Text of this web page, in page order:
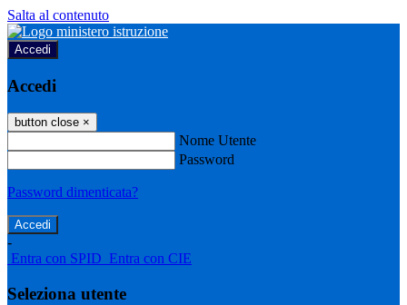
Salta al contenuto
Accedi
Accedi
button close ×
Nome Utente
Password
Password dimenticata?
-
Entra con SPID Entra con CIE
Seleziona utente